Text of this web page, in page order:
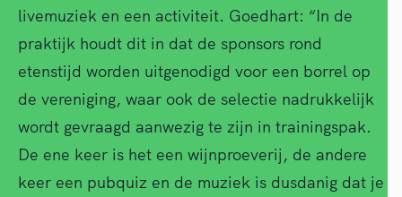
livemuziek en een activiteit. Goedhart: “In de
praktijk houdt dit in dat de sponsors rond
etenstijd worden uitgenodigd voor een borrel op
de vereniging, waar ook de selectie nadrukkelijk
wordt gevraagd aanwezig te zijn in trainingspak.
De ene keer is het een wijnproeverij, de andere
keer een pubquiz en de muziek is dusdanig dat je